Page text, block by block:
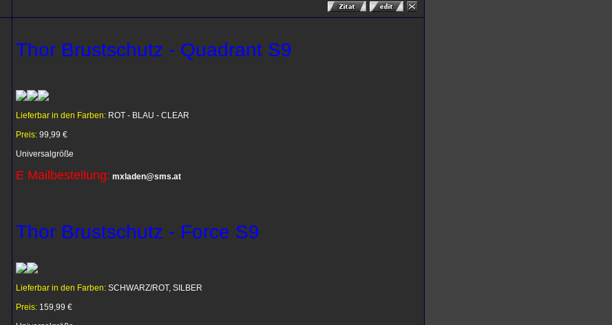
Thor Brustschutz - Quadrant S9
Lieferbar in den Farben: ROT - BLAU - CLEAR
Preis: 99,99 €
Universalgröße
E Mailbestellung: mxladen@sms.at
Thor Brustschutz - Force S9
Lieferbar in den Farben: SCHWARZ/ROT, SILBER
Preis: 159,99 €